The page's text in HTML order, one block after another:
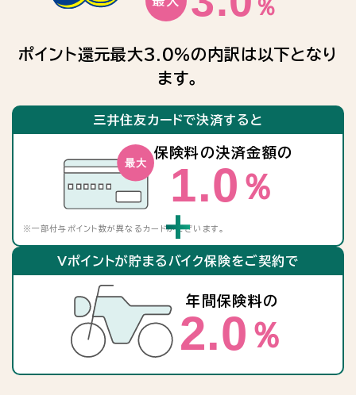
％
ポイント還元最大3.0％の内訳は以下となり
ます。
三井住友カードで決済すると
保険料の決済金額の
1.0 ％
※一部付与ポイント数が異なるカードがございます。
Vポイントが貯まるバイク保険をご契約で
年間保険料の
2.0 ％